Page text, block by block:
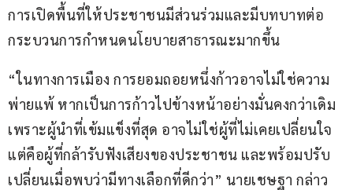
การเปิดพื้นที่ให้ประชาชนมีส่วนร่วมและมีบทบาทต่อ
กระบวนการกำหนดนโยบายสาธารณะมากขึ้น
“ในทางการเมือง การยอมถอยหนึ่งก้าวอาจไม่ใช่ความ
พ่ายแพ้ หากเป็นการก้าวไปข้างหน้าอย่างมั่นคงกว่าเดิม
เพราะผู้นำที่เข้มแข็งที่สุด อาจไม่ใช่ผู้ที่ไม่เคยเปลี่ยนใจ
แต่คือผู้ที่กล้ารับฟังเสียงของประชาชน และพร้อมปรับ
เปลี่ยนเมื่อพบว่ามีทางเลือกที่ดีกว่า” นายเชษฐา กล่าว